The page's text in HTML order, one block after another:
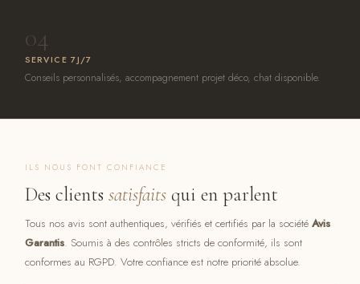
04
SERVICE 7J/7
Conseils personnalisés, accompagnement projet déco, chat disponible.
ILS NOUS FONT CONFIANCE
Des clientssatisfaits qui en parlent
Tous nos avis sont authentiques, vérifiés et certifiés par la sociétéAvis
Garantis. Soumis à des contrôles stricts de conformité, ils sont
conformes au RGPD. Votre confiance est notre priorité absolue.